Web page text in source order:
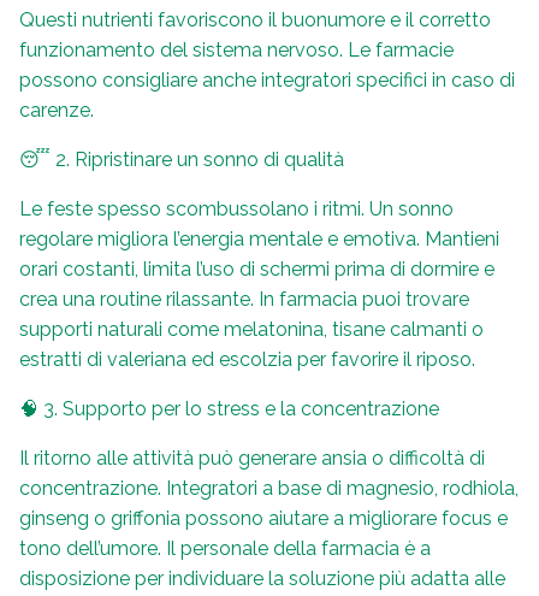
Questi nutrienti favoriscono il buonumore e il corretto
funzionamento del sistema nervoso. Le farmacie
possono consigliare anche integratori specifici in caso di
carenze.
😴 2. Ripristinare un sonno di qualità
Le feste spesso scombussolano i ritmi. Un sonno
regolare migliora l’energia mentale e emotiva. Mantieni
orari costanti, limita l’uso di schermi prima di dormire e
crea una routine rilassante. In farmacia puoi trovare
supporti naturali come melatonina, tisane calmanti o
estratti di valeriana ed escolzia per favorire il riposo.
🧠 3. Supporto per lo stress e la concentrazione
Il ritorno alle attività può generare ansia o difficoltà di
concentrazione. Integratori a base di magnesio, rodhiola,
ginseng o griffonia possono aiutare a migliorare focus e
tono dell’umore. Il personale della farmacia è a
disposizione per individuare la soluzione più adatta alle